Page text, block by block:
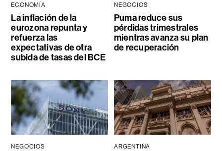
ECONOMÍA
La inflación de la
eurozona repunta y
refuerza las
expectativas de otra
subida de tasas del BCE
NEGOCIOS
Puma reduce sus
pérdidas trimestrales
mientras avanza su plan
de recuperación
NEGOCIOS ARGENTINA